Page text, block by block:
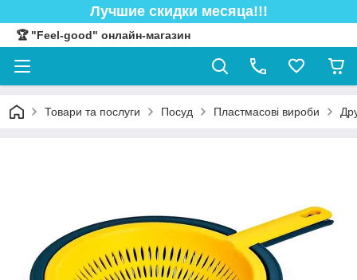
Лучшие скидки месяца!!!
🏆 "Feel-good" онлайн-магазин
Товари та послуги Посуд Пластмасові вироби